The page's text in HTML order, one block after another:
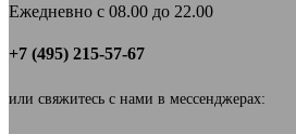
Ежедневно с 08.00 до 22.00
+7 (495) 215-57-67
или свяжитесь с нами в мессенджерах: